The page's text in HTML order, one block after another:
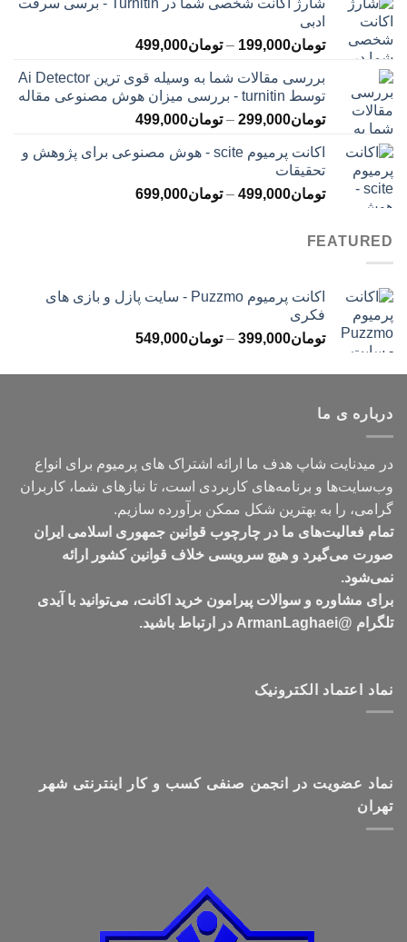
تومان145,000
تومان399,000
ادبی
تومان199,000
– تومان499,000محدوده
تومان199,000
تا
تومان499,000
بررسی مقالات شما به وسیله قوی ترین Ai Detector
توسط turnitin - بررسی میزان هوش مصنوعی مقاله
تومان299,000
– تومان499,000محدوده
تومان299,000
تومان499,000
اکانت پرمیوم scite - هوش مصنوعی برای پژوهش و
تحقیقات
تومان499,000
– تومان699,000محدوده
FEATURED
اکانت پرمیوم Puzzmo - سایت پازل و بازی های
فکری
تومان399,000
– تومان549,000محدوده
تومان399,000
درباره ی ما
در میدنایت شاپ هدف ما ارائه اشتراک های پرمیوم برای انواع
وب‌سایت‌ها و برنامه‌های کاربردی است، تا نیازهای شما، کاربران
گرامی، را به بهترین شکل ممکن برآورده سازیم.
تمام فعالیت‌های ما در چارچوب قوانین جمهوری اسلامی ایران
صورت می‌گیرد و هیچ سرویسی خلاف قوانین کشور ارائه
نمی‌شود.
برای مشاوره و سوالات پیرامون خرید اکانت، می‌توانید با آیدی
تلگرام @ArmanLaghaei در ارتباط باشید.
نماد اعتماد الکترونیک
نماد عضویت در انجمن صنفی کسب و کار اینترنتی شهر
تهران